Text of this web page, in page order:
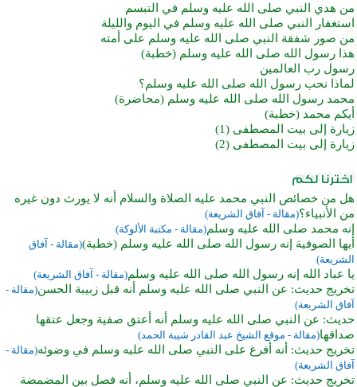
من هدي النبي صلى الله عليه وسلم في التبسم
استغفار النبي صلى الله عليه وسلم في اليوم والليلة
من صور شفقة النبي صلى الله عليه وسلم على أمته
هذا رسول الله صلى الله عليه وسلم (خطبة)
رسول رب العالمين
لماذا نحب رسول الله صلى الله عليه وسلم؟
محمد رسول الله صلى الله عليه وسلم (محاضرة)
أيكم محمد (خطبة)
زيارة إلى بيت المصطفى (1)
زيارة إلى بيت المصطفى (2)
هل من خصائص النبي محمد عليه الصلاة والسلام أنه لا يورث دون غيره
من الأنبياء؟(مقالة - آفاق الشريعة)
إنه محمد صلى الله عليه وسلم(مقالة - مكتبة الألوكة)
أيها الصوفية إنه رسول الله صلى الله عليه وسلم (خطبة)(مقالة - آفاق
الشريعة)
يا عباد الله إنه رسول الله صلى الله عليه وسلم(مقالة - آفاق الشريعة)
تخريج حديث: عن النبي صلى الله عليه وسلم أنه قبل زبيبة الحسن(مقالة -
آفاق الشريعة)
حديث: عن النبي صلى الله عليه وسلم أنه أعتق صفية وجعل عتقها
صداقها(مقالة - موقع الشيخ عبد القادر شيبة الحمد)
تخريج حديث: أنه أفرغ على النبي صلى الله عليه وسلم في وضوئه(مقالة -
آفاق الشريعة)
تخريج حديث: عن النبي صلى الله عليه وسلم، أنه فصل بين المضمضة